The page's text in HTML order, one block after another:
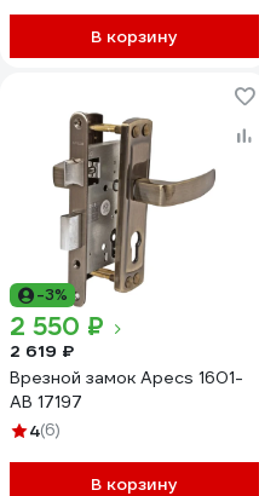
В корзину
-3%
2 550 ₽
2 619 ₽
Врезной замок Apecs 1601-
AB 17197
4(6)
В корзину